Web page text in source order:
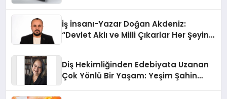
İş İnsanı-Yazar Doğan Akdeniz:
“Devlet Aklı ve Milli Çıkarlar Her Şeyin
Diş Hekimliğinden Edebiyata Uzanan
Çok Yönlü Bir Yaşam: Yeşim Şahin